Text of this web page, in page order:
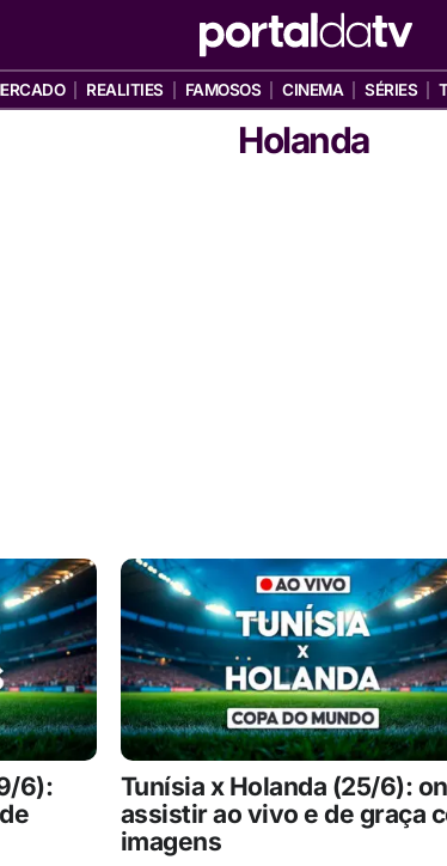
REALITIES FAMOSOS CINEMA SÉRIES
Holanda
6):
Tunísia x Holanda (25/6):
assistir ao vivo e de graça
imagens